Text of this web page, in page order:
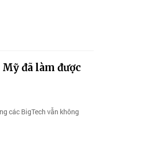
đã làm được
các BigTech vẫn không